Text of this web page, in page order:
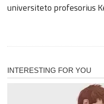
universiteto profesorius